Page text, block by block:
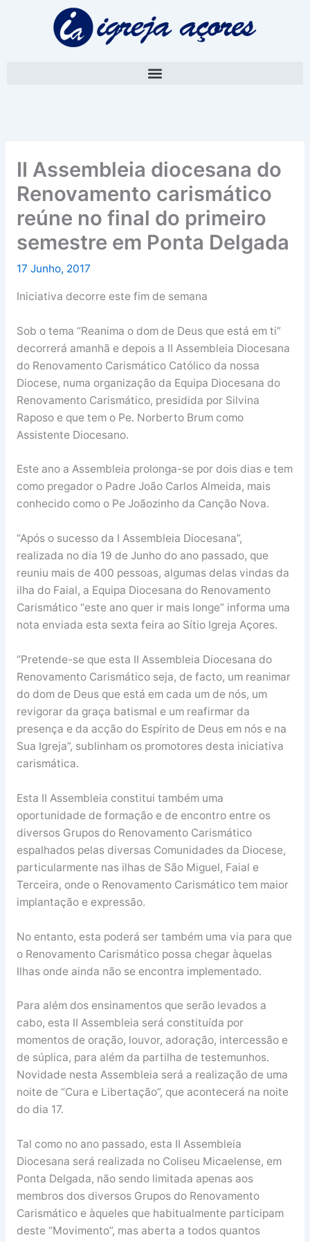
II Assembleia diocesana do
Renovamento carismático
reúne no final do primeiro
semestre em Ponta Delgada
17 Junho, 2017
Iniciativa decorre este fim de semana
Sob o tema “Reanima o dom de Deus que está em ti”
decorrerá amanhã e depois a II Assembleia Diocesana
do Renovamento Carismático Católico da nossa
Diocese, numa organização da Equipa Diocesana do
Renovamento Carismático, presidida por Silvina
Raposo e que tem o Pe. Norberto Brum como
Assistente Diocesano.
Este ano a Assembleia prolonga-se por dois dias e tem
como pregador o Padre João Carlos Almeida, mais
conhecido como o Pe Joãozinho da Canção Nova.
“Após o sucesso da I Assembleia Diocesana”,
realizada no dia 19 de Junho do ano passado, que
reuniu mais de 400 pessoas, algumas delas vindas da
ilha do Faial, a Equipa Diocesana do Renovamento
Carismático “este ano quer ir mais longe” informa uma
nota enviada esta sexta feira ao Sítio Igreja Açores.
“Pretende-se que esta II Assembleia Diocesana do
Renovamento Carismático seja, de facto, um reanimar
do dom de Deus que está em cada um de nós, um
revigorar da graça batismal e um reafirmar da
presença e da acção do Espírito de Deus em nós e na
Sua Igreja”, sublinham os promotores desta iniciativa
carismática.
Esta II Assembleia constitui também uma
oportunidade de formação e de encontro entre os
diversos Grupos do Renovamento Carismático
espalhados pelas diversas Comunidades da Diocese,
particularmente nas ilhas de São Miguel, Faial e
Terceira, onde o Renovamento Carismático tem maior
implantação e expressão.
No entanto, esta poderá ser também uma via para que
o Renovamento Carismático possa chegar àquelas
Ilhas onde ainda não se encontra implementado.
Para além dos ensinamentos que serão levados a
cabo, esta II Assembleia será constituída por
momentos de oração, louvor, adoração, intercessão e
de súplica, para além da partilha de testemunhos.
Novidade nesta Assembleia será a realização de uma
noite de “Cura e Libertação”, que acontecerá na noite
do dia 17.
Tal como no ano passado, esta II Assembleia
Diocesana será realizada no Coliseu Micaelense, em
Ponta Delgada, não sendo limitada apenas aos
membros dos diversos Grupos do Renovamento
Carismático e àqueles que habitualmente participam
deste “Movimento”, mas aberta a todos quantos